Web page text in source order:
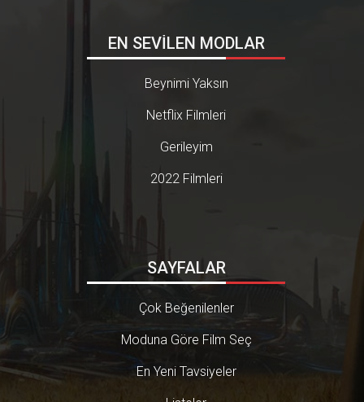
EN SEVİLEN MODLAR
Beynimi Yaksın
Netflix Filmleri
Gerileyim
2022 Filmleri
SAYFALAR
Çok Beğenilenler
Moduna Göre Film Seç
En Yeni Tavsiyeler